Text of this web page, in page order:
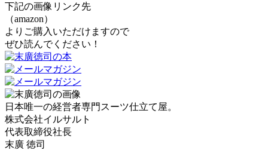
下記の画像リンク先
（amazon）
よりご購入いただけますので
ぜひ読んでください！
日本唯一の経営者専門スーツ仕立て屋。
株式会社イルサルト
代表取締役社長
末廣 徳司